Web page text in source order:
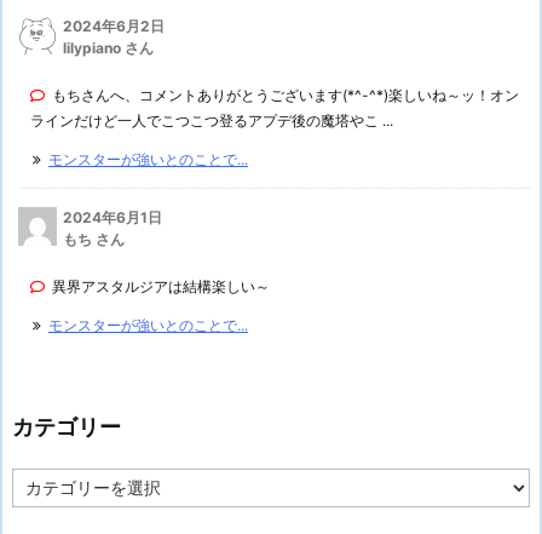
2024年6月2日
lilypiano さん
もちさんへ、コメントありがとうございます(*^-^*)楽しいね～ッ！オン
ラインだけど一人でこつこつ登るアプデ後の魔塔やこ ...
モンスターが強いとのことで...
2024年6月1日
もち さん
異界アスタルジアは結構楽しい～
モンスターが強いとのことで...
カテゴリー
テ